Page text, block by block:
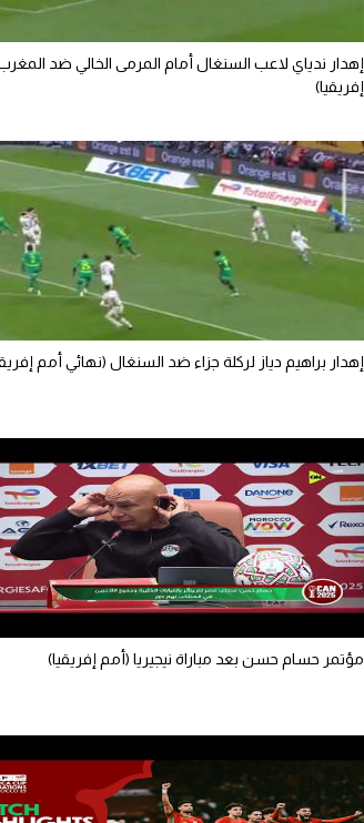
إهدار ندياي لاعب السنغال أمام المرمى الخالي ضد
إفريقيا)
إهدار براهيم دياز لركلة جزاء ضد السنغال (نهائي أمم
مؤتمر حسام حسن بعد مباراة نيجيريا (أمم إفريقيا)